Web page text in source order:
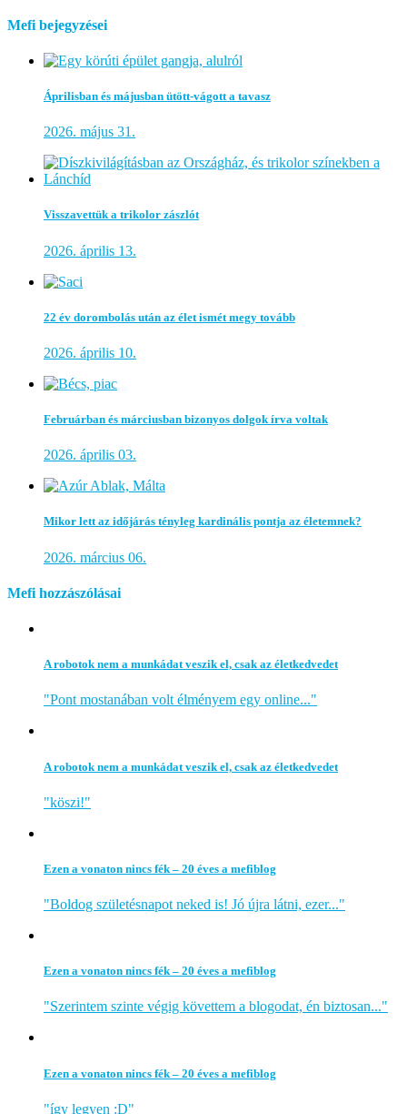
Mefi bejegyzései
Áprilisban és májusban ütött-vágott a tavasz
2026. május 31.
Visszavettük a trikolor zászlót
2026. április 13.
22 év dorombolás után az élet ismét megy tovább
2026. április 10.
Februárban és márciusban bizonyos dolgok írva voltak
2026. április 03.
Mikor lett az időjárás tényleg kardinális pontja az életemnek?
2026. március 06.
Mefi hozzászólásai
A robotok nem a munkádat veszik el, csak az életkedvedet
"Pont mostanában volt élményem egy online..."
A robotok nem a munkádat veszik el, csak az életkedvedet
"köszi!"
Ezen a vonaton nincs fék – 20 éves a mefiblog
"Boldog születésnapot neked is! Jó újra látni, ezer..."
Ezen a vonaton nincs fék – 20 éves a mefiblog
"Szerintem szinte végig követtem a blogodat, én biztosan..."
Ezen a vonaton nincs fék – 20 éves a mefiblog
"így legyen :D"